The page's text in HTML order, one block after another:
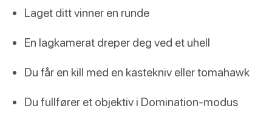
Laget ditt vinner en runde
En lagkamerat dreper deg ved et uhell
Du får en kill med en kastekniv eller tomahawk
Du fullfører et objektiv i Domination-modus